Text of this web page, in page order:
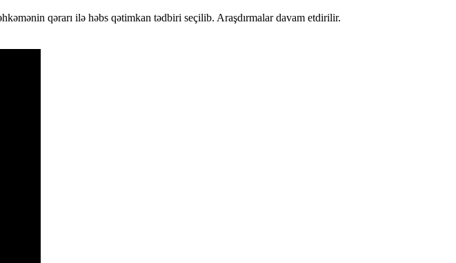
qərarı ilə həbs qətimkan tədbiri seçilib. Araşdırmalar davam etdirilir.